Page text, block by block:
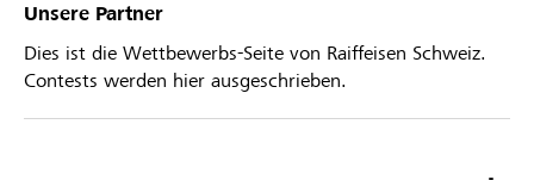
Unsere Partner
Dies ist die Wettbewerbs-Seite von Raiffeisen Schweiz.
Contests werden hier ausgeschrieben.